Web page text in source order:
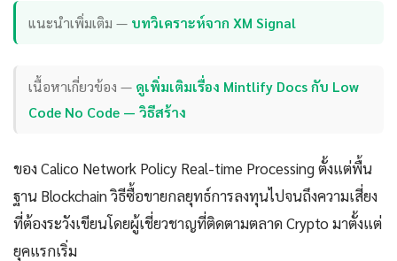
แนะนำเพิ่มเติม — บทวิเคราะห์จาก XM Signal
เนื้อหาเกี่ยวข้อง — ดูเพิ่มเติมเรื่อง Mintlify Docs กับ Low
Code No Code — วิธีสร้าง
ของ Calico Network Policy Real-time Processing ตั้งแต่พื้น
ฐาน Blockchain วิธีซื้อขายกลยุทธ์การลงทุนไปจนถึงความเสี่ยง
ที่ต้องระวังเขียนโดยผู้เชี่ยวชาญที่ติดตามตลาด Crypto มาตั้งแต่
ยุคแรกเริ่ม